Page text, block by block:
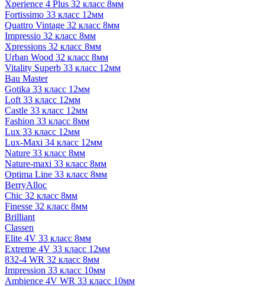
Xperience 4 Plus 32 класс 8мм
Fortissimo 33 класс 12мм
Quattro Vintage 32 класс 8мм
Impressio 32 класс 8мм
Xpressions 32 класс 8мм
Urban Wood 32 класс 8мм
Vitality Superb 33 класс 12мм
Bau Master
Gotika 33 класс 12мм
Loft 33 класс 12мм
Castle 33 класс 12мм
Fashion 33 класс 8мм
Lux 33 класс 12мм
Lux-Maxi 34 класс 12мм
Nature 33 класс 8мм
Nature-maxi 33 класс 8мм
Optima Line 33 класс 8мм
BerryAlloc
Chic 32 класс 8мм
Finesse 32 класс 8мм
Brilliant
Classen
Elite 4V 33 класс 8мм
Extreme 4V 33 класс 12мм
832-4 WR 32 класс 8мм
Impression 33 класс 10мм
Ambience 4V WR 33 класс 10мм